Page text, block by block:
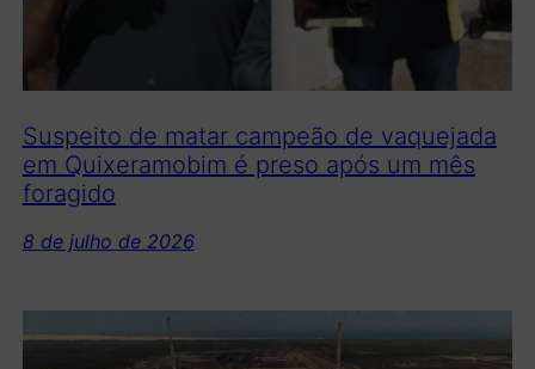
Suspeito de matar campeão de vaquejada
em Quixeramobim é preso após um mês
foragido
8 de julho de 2026